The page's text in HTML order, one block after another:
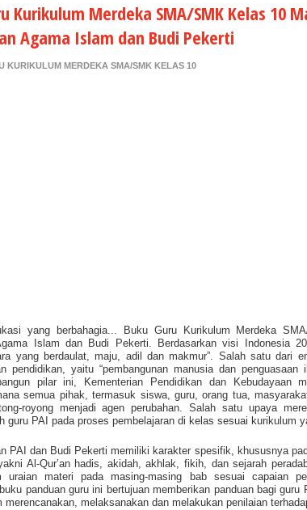
Kurikulum Merdeka SMA/SMK Kelas 10
Agama Islam dan Budi Pekerti
KURIKULUM MERDEKA SMA/SMK KELAS 10
yang berbahagia... Buku Guru Kurikulum Merdeka
Islam dan Budi Pekerti. Berdasarkan visi Indonesia
yang berdaulat, maju, adil dan makmur”. Salah satu dari
pendidikan, yaitu “pembangunan manusia dan penguasaan
pilar ini, Kementerian Pendidikan dan Kebudayaan
semua pihak, termasuk siswa, guru, orang tua,
royong menjadi agen perubahan. Salah satu upaya
guru PAI pada proses pembelajaran di kelas sesuai kurikulum
PAI dan Budi Pekerti memiliki karakter spesifik, khususnya
Al-Qur’an hadis, akidah, akhlak, fikih, dan sejarah
uraian materi pada masing-masing bab sesuai capaian
panduan guru ini bertujuan memberikan panduan bagi
merencanakan, melaksanakan dan melakukan penilaian